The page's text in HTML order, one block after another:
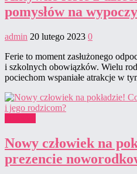
pomysłów na
admin 20 lutego 2023 0
Ferie to moment zasłużonego
i szkolnych obowiązków. Wielu
pociechom wspaniałe atrakcje w
Nowy człowiek na
prezencie